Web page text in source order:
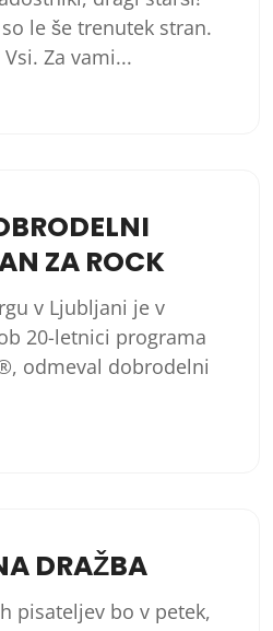
le še trenutek stran.
Za vami...
ZA ROCK
v Ljubljani je v
20-letnici programa
odmeval dobrodelni
DRAŽBA
pisateljev bo v petek,